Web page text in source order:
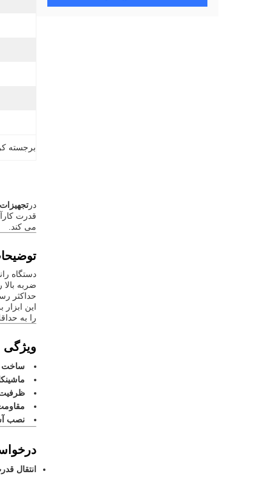
برجسته
در
قدرت
می کند.
دستگاه
ضربه
حداکثر
این
را به
ویژگی
ساخت
ظرفیت
نصب
انتقال